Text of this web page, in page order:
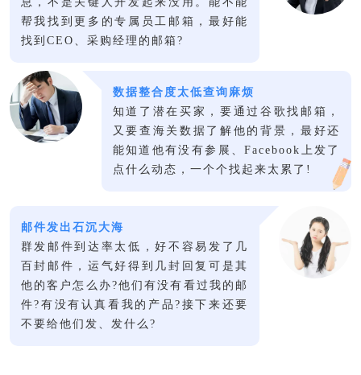
帮我找到更多的专属员工邮箱，最好能
找到CEO、采购经理的邮箱?
数据整合度太低查询麻烦
知道了潜在买家，要通过谷歌找邮箱，
又要查海关数据了解他的背景，最好还
能知道他有没有参展、Facebook上发了
点什么动态，一个个找起来太累了!
邮件发出石沉大海
群发邮件到达率太低，好不容易发了几
百封邮件，运气好得到几封回复可是其
他的客户怎么办?他们有没有看过我的邮
件?有没有认真看我的产品?接下来还要
不要给他们发、发什么?